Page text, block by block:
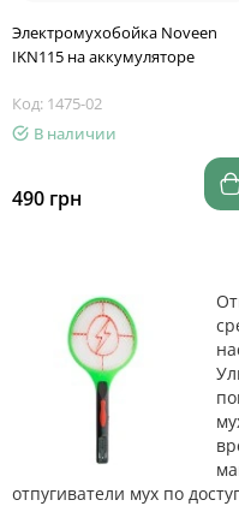
Электромухобойка Noveen
IKN115 на аккумуляторе
Код: 1475-02
В наличии
490 грн
отпугиватели мух по